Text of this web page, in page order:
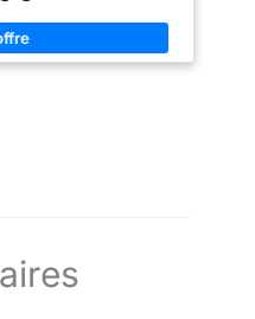
types de conduits auditifs.
【Affichage LED intelligent】
premium montre la batterie
charge offrent 1 heure
d'utilisation.
: Allez à la plage, ou à la
éclaboussures ou la
IP54 et IPX2 des
: Discutez pendant des
Wave Beam avec étui de